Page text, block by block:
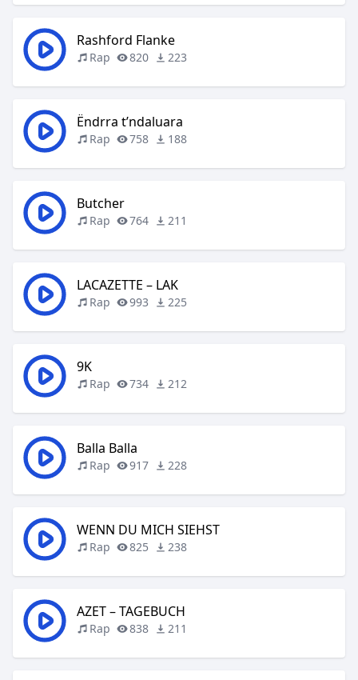
Rashford Flanke
Rap 820 223
Ëndrra t’ndaluara
Rap 758 188
Butcher
Rap 764 211
LACAZETTE – LAK
Rap 993 225
9K
Rap 734 212
Balla Balla
Rap 917 228
WENN DU MICH SIEHST
Rap 825 238
AZET – TAGEBUCH
Rap 838 211